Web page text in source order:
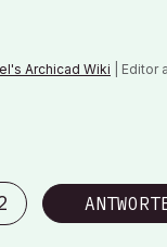
Archicad Wiki | Editor